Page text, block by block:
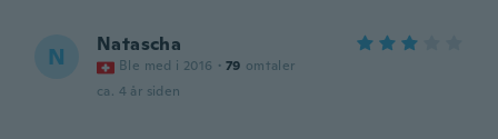
N Natascha
Ble med i 2016 · 79 omtaler
ca. 4 år siden